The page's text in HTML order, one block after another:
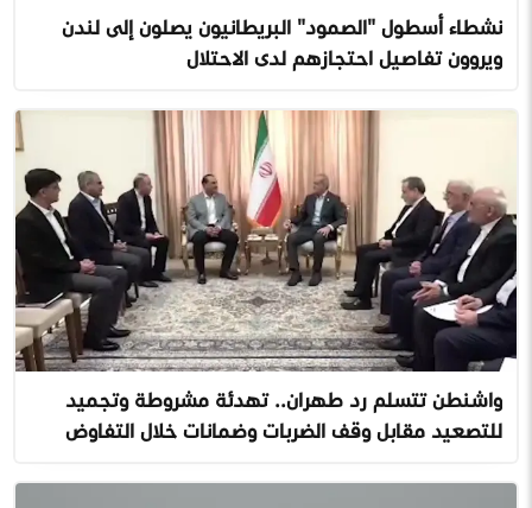
نشطاء أسطول "الصمود" البريطانيون يصلون إلى لندن
ويروون تفاصيل احتجازهم لدى الاحتلال
واشنطن تتسلم رد طهران.. تهدئة مشروطة وتجميد
للتصعيد مقابل وقف الضربات وضمانات خلال التفاوض